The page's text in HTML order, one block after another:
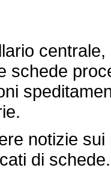
centrale,
schede
notizie sui
di schede.